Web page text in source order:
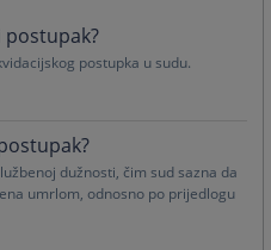
postupka u sudu.
dužnosti, čim sud sazna da
umrlom, odnosno po prijedlogu